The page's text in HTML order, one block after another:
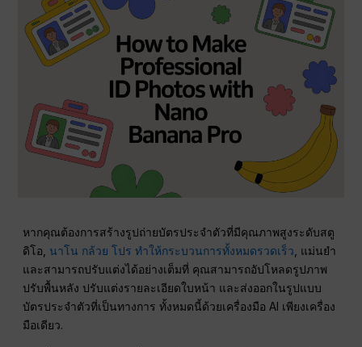
หากคุณต้องการสร้างรูปถ่ายบัตรประจำตัวที่มีคุณภาพสูงระดับสตู
ดิโอ, นาโน กล้วย โปร ทำให้กระบวนการทั้งหมดรวดเร็ว , แม่นยำ
และสามารถปรับแต่งได้อย่างเต็มที่ คุณสามารถอัปโหลดรูปภาพ
ปรับพื้นหลัง ปรับแต่งรายละเอียดใบหน้า และส่งออกในรูปแบบ
บัตรประจำตัวที่เป็นทางการ ทั้งหมดนี้ด้วยเครื่องมือ AI เพียงเครื่อง
มือเดียว.